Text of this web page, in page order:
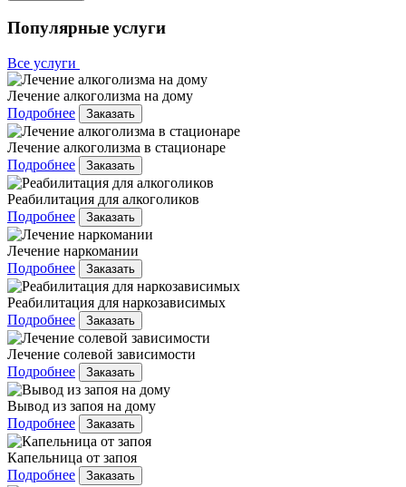
Популярные услуги
Все услуги
Лечение алкоголизма на дому
Подробнее
Заказать
Лечение алкоголизма в стационаре
Подробнее
Заказать
Реабилитация для алкоголиков
Подробнее
Заказать
Лечение наркомании
Подробнее
Заказать
Реабилитация для наркозависимых
Подробнее
Заказать
Лечение солевой зависимости
Подробнее
Заказать
Вывод из запоя на дому
Подробнее
Заказать
Капельница от запоя
Подробнее
Заказать